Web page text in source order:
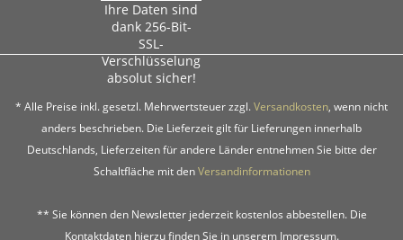
Ihre Daten sind
dank 256-Bit-
SSL-
Verschlüsselung
absolut sicher!
* Alle Preise inkl. gesetzl. Mehrwertsteuer zzgl.Versandkosten, wenn nicht
anders beschrieben. Die Lieferzeit gilt für Lieferungen innerhalb
Deutschlands, Lieferzeiten für andere Länder entnehmen Sie bitte der
Schaltfläche mit denVersandinformationen
** Sie können den Newsletter jederzeit kostenlos abbestellen. Die
Kontaktdaten hierzu finden Sie in unserem Impressum.